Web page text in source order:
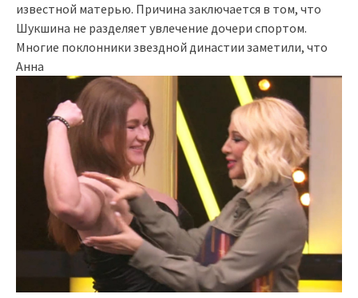
известной матерью. Причина заключается в том, что
Шукшина не разделяет увлечение дочери спортом.
Многие поклонники звездной династии заметили, что
Анна